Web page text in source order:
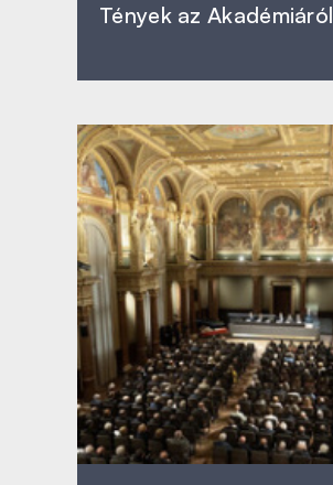
Tények az Akadémiáról